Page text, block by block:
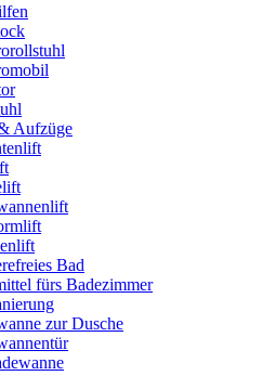
Aufzüge
Bad
fürs Badezimmer
zur Dusche